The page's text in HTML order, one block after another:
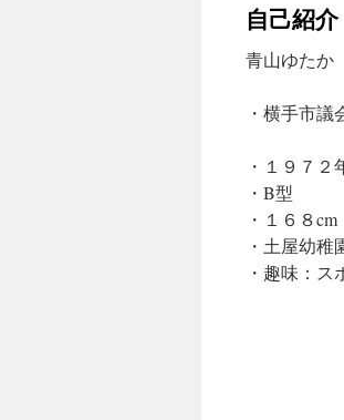
自己紹介
青山ゆたか
・横手市議
・１９７
・B型
・１６８
・土屋幼
・趣味：